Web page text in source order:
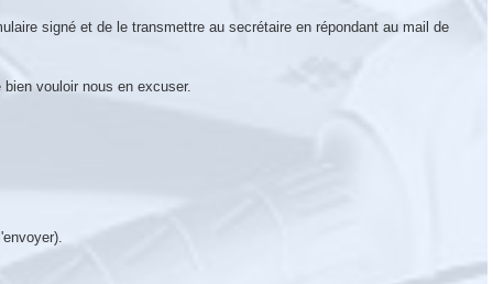
signé et de le transmettre au secrétaire en répondant au mail de
vouloir nous en excuser.